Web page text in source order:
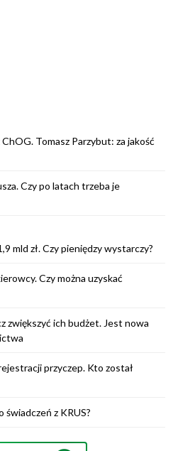
Tomasz Parzybut: za jakość
Czy po latach trzeba je
mld zł. Czy pieniędzy wystarczy?
Czy można uzyskać
zwiększyć ich budżet. Jest nowa
przyczep. Kto został
świadczeń z KRUS?